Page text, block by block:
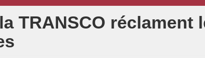
TRANSCO réclament